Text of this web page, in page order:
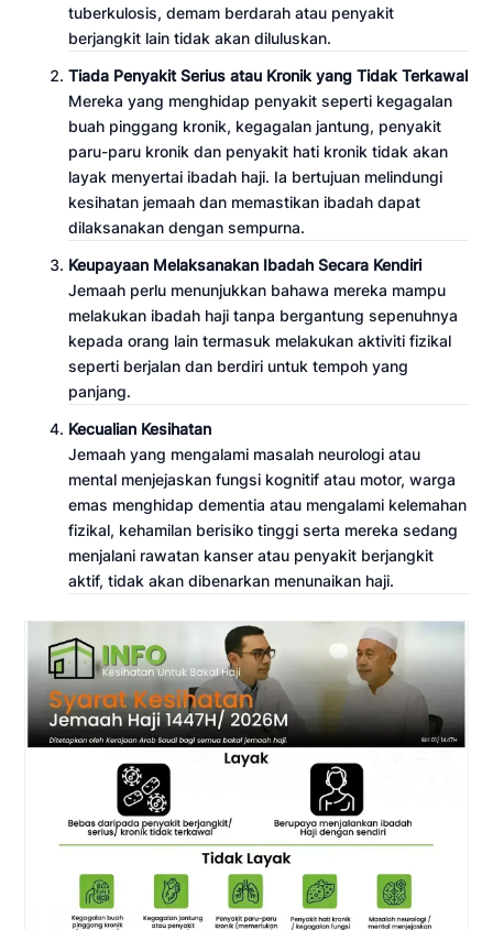
tuberkulosis, demam berdarah atau penyakit
berjangkit lain tidak akan diluluskan.
Tiada Penyakit Serius atau Kronik yang Tidak Terkawal
Mereka yang menghidap penyakit seperti kegagalan
buah pinggang kronik, kegagalan jantung, penyakit
paru-paru kronik dan penyakit hati kronik tidak akan
layak menyertai ibadah haji. Ia bertujuan melindungi
kesihatan jemaah dan memastikan ibadah dapat
dilaksanakan dengan sempurna.
Keupayaan Melaksanakan Ibadah Secara Kendiri
Jemaah perlu menunjukkan bahawa mereka mampu
melakukan ibadah haji tanpa bergantung sepenuhnya
kepada orang lain termasuk melakukan aktiviti fizikal
seperti berjalan dan berdiri untuk tempoh yang
panjang.
Kecualian Kesihatan
Jemaah yang mengalami masalah neurologi atau
mental menjejaskan fungsi kognitif atau motor, warga
emas menghidap dementia atau mengalami kelemahan
fizikal, kehamilan berisiko tinggi serta mereka sedang
menjalani rawatan kanser atau penyakit berjangkit
aktif, tidak akan dibenarkan menunaikan haji.